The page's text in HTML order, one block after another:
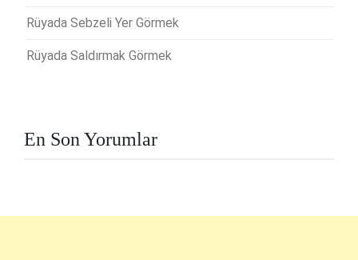
Rüyada Sebzeli Yer Görmek
Rüyada Saldırmak Görmek
En Son Yorumlar